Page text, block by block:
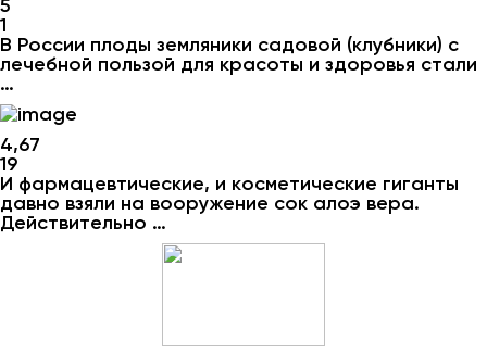
5
1
В России плоды земляники садовой (клубники) с
лечебной пользой для красоты и здоровья стали
…
4,67
19
И фармацевтические, и косметические гиганты
давно взяли на вооружение сок алоэ вера.
Действительно …